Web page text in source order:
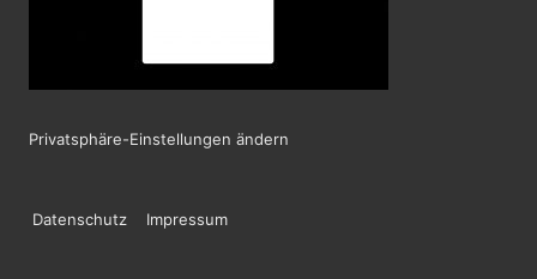
Privatsphäre-Einstellungen ändern
Footer-
Datenschutz Impressum